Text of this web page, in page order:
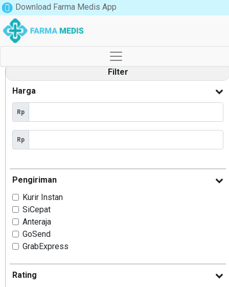
Filter
Harga
Rp
Rp
Pengiriman
Kurir Instan
SiCepat
Anteraja
GoSend
GrabExpress
Rating
Download Farma Medis App